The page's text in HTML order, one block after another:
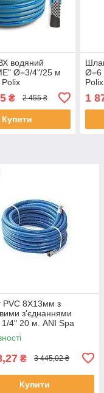
водяний
Ø=3/4"/25 м
₴ 2 455 ₴
Купити
Ø=6
1
PVC 8Х13мм з
з'єднаннями
1/4" 20 м. ANI Spa
(Італія)
₴ 3 445,02 ₴
Купити